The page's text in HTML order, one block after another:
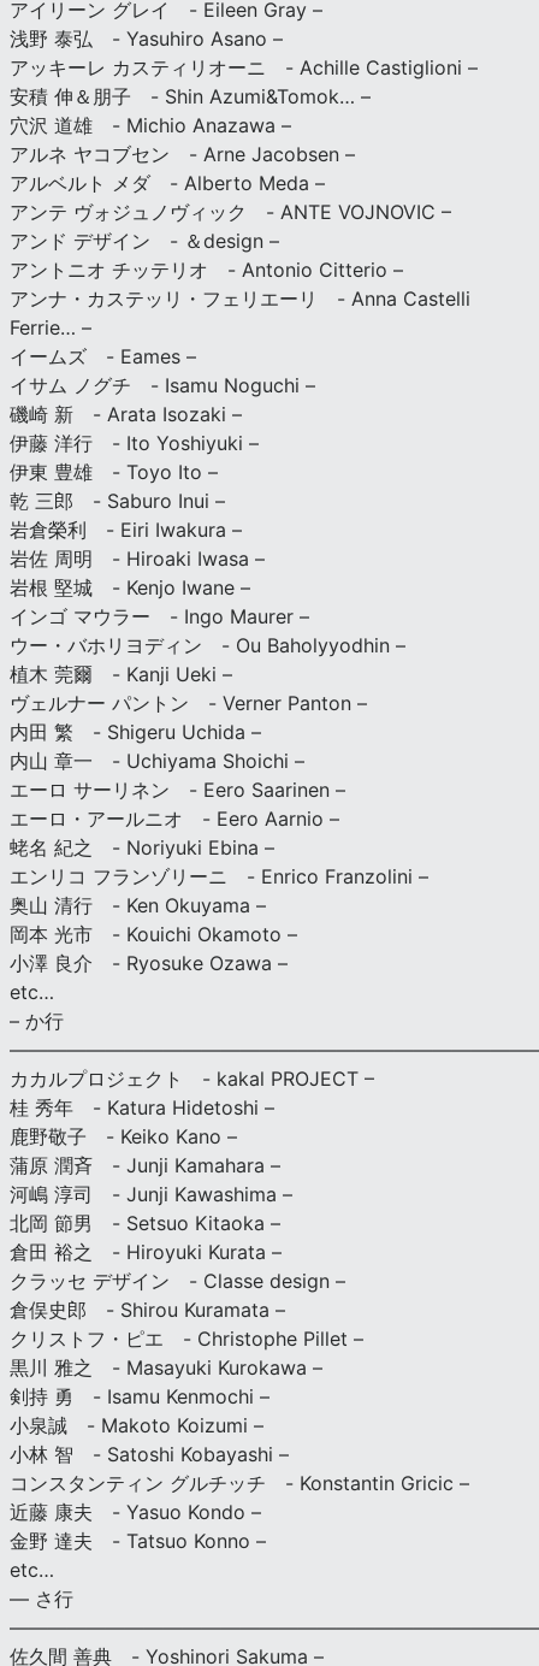
アイリーン グレイ - Eileen Gray –
浅野 泰弘 - Yasuhiro Asano –
アッキーレ カスティリオーニ - Achille Castiglioni –
安積 伸＆朋子 - Shin Azumi&Tomok… –
穴沢 道雄 - Michio Anazawa –
アルネ ヤコブセン - Arne Jacobsen –
アルベルト メダ - Alberto Meda –
アンテ ヴォジュノヴィック - ANTE VOJNOVIC –
アンド デザイン - ＆design –
アントニオ チッテリオ - Antonio Citterio –
アンナ・カステッリ・フェリエーリ - Anna Castelli
Ferrie… –
イームズ - Eames –
イサム ノグチ - Isamu Noguchi –
磯崎 新 - Arata Isozaki –
伊藤 洋行 - Ito Yoshiyuki –
伊東 豊雄 - Toyo Ito –
乾 三郎 - Saburo Inui –
岩倉榮利 - Eiri Iwakura –
岩佐 周明 - Hiroaki Iwasa –
岩根 堅城 - Kenjo Iwane –
インゴ マウラー - Ingo Maurer –
ウー・バホリヨディン - Ou Baholyyodhin –
植木 莞爾 - Kanji Ueki –
ヴェルナー パントン - Verner Panton –
内田 繁 - Shigeru Uchida –
内山 章一 - Uchiyama Shoichi –
エーロ サーリネン - Eero Saarinen –
エーロ・アールニオ - Eero Aarnio –
蛯名 紀之 - Noriyuki Ebina –
エンリコ フランゾリーニ - Enrico Franzolini –
奥山 清行 - Ken Okuyama –
岡本 光市 - Kouichi Okamoto –
小澤 良介 - Ryosuke Ozawa –
etc…
– か行
カカルプロジェクト - kakal PROJECT –
桂 秀年 - Katura Hidetoshi –
鹿野敬子 - Keiko Kano –
蒲原 潤斉 - Junji Kamahara –
河嶋 淳司 - Junji Kawashima –
北岡 節男 - Setsuo Kitaoka –
倉田 裕之 - Hiroyuki Kurata –
クラッセ デザイン - Classe design –
倉俣史郎 - Shirou Kuramata –
クリストフ・ピエ - Christophe Pillet –
黒川 雅之 - Masayuki Kurokawa –
剣持 勇 - Isamu Kenmochi –
小泉誠 - Makoto Koizumi –
小林 智 - Satoshi Kobayashi –
コンスタンティン グルチッチ - Konstantin Gricic –
近藤 康夫 - Yasuo Kondo –
金野 達夫 - Tatsuo Konno –
etc…
— さ行
佐久間 善典 - Yoshinori Sakuma –